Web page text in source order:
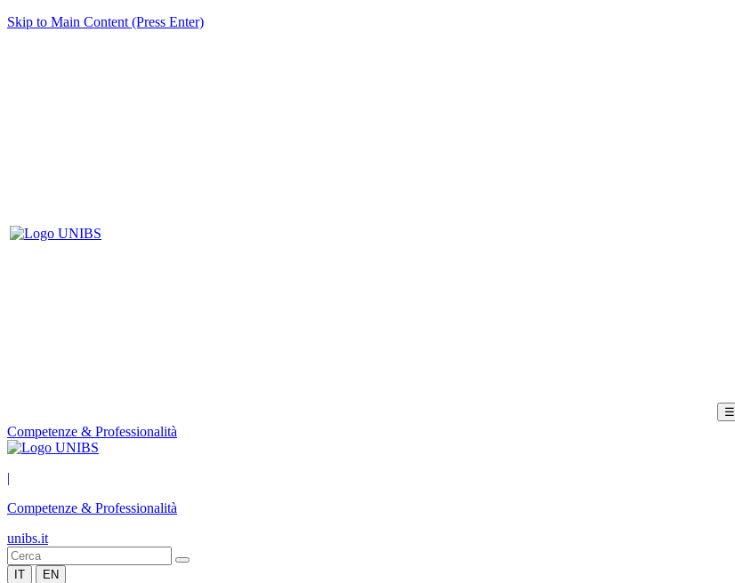
Skip to Main Content (Press Enter)
☰
Competenze & Professionalità
|
Competenze & Professionalità
unibs.it
IT EN